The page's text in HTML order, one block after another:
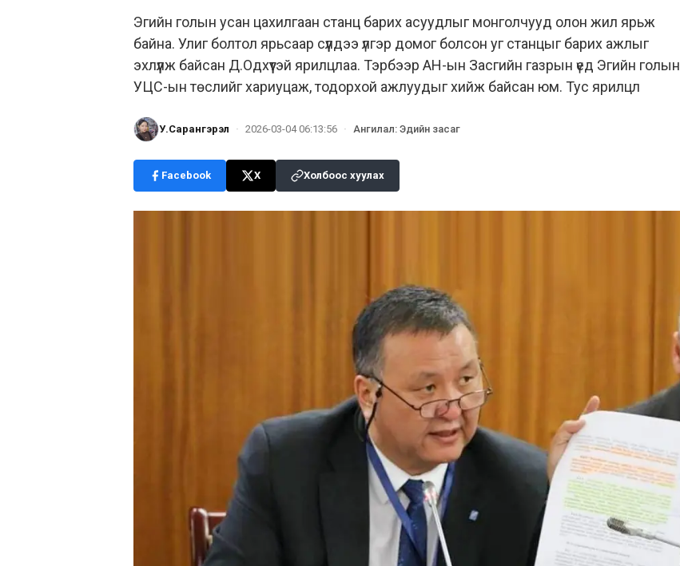
Эгийн голын усан цахилгаан станц барих асуудлыг монголчууд олон жил ярьж
байна. Улиг болтол ярьсаар сүүлдээ үлгэр домог болсон уг станцыг барих ажлыг
эхлүүлж байсан Д.Одхүүтэй ярилцлаа. Тэрбээр АН-ын Засгийн газрын үед Эгийн голын
УЦС-ын төслийг хариуцаж, тодорхой ажлуудыг хийж байсан юм. Тус ярилцл
У.Сарангэрэл · 2026-03-04 06:13:56 · Ангилал: Эдийн засаг
Facebook X Холбоос хуулах